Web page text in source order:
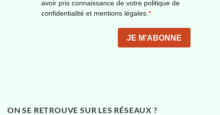
ON SE RETROUVE SUR LES RÉSEAUX ?